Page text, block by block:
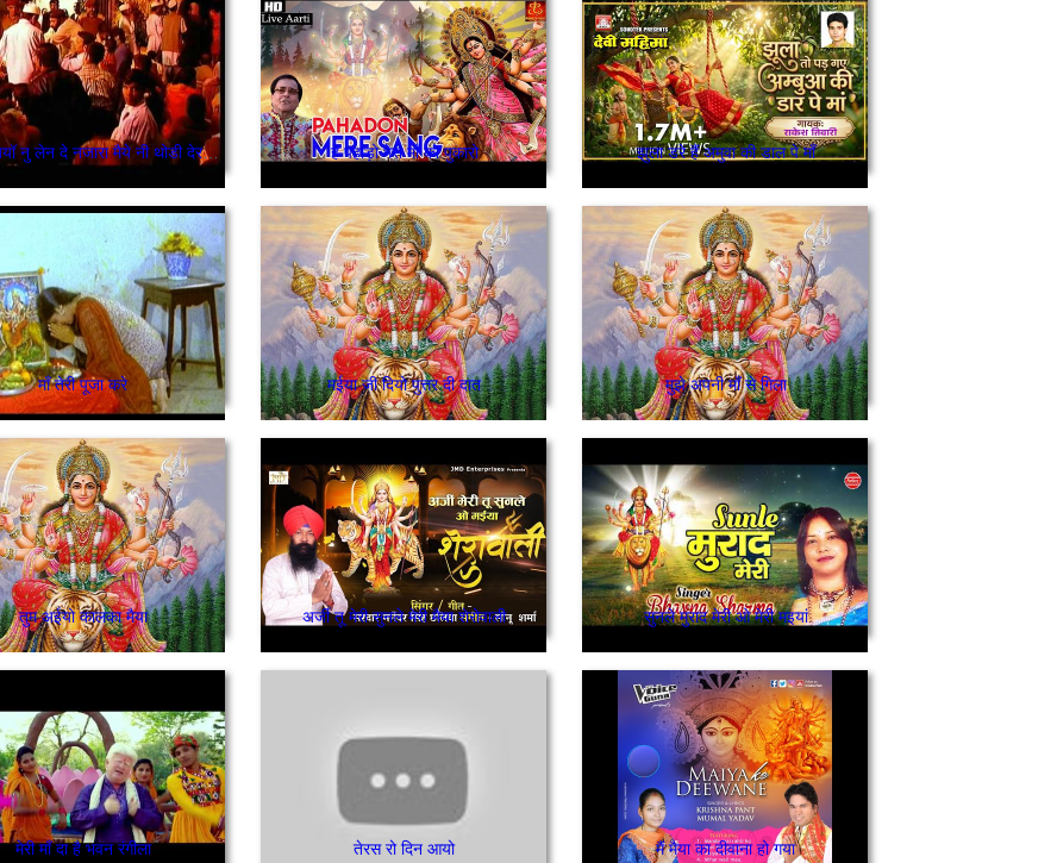
एना आखियॉ नु लेन दे नजारा मैये नी थोडी देर ठहर जा हे पहाड़ो मेरी माँ को पुकारो झुला डरे हैं अमुवा की डाल पे माँ
माँ तेरी पूजा करे मईया जी दियो पुत्तर दी दात मुझे अपनी माँ से गिला
तुम अईयो कालका मैया अर्जी तू मेरी सुनले मेरी मैया शेरोवाली सुनले मुराद मेरी ओ मेरी मइयां
मेरी माँ दा है भवन रंगीला तेरस रो दिन आयो मैं मैया का दीवाना हो गया